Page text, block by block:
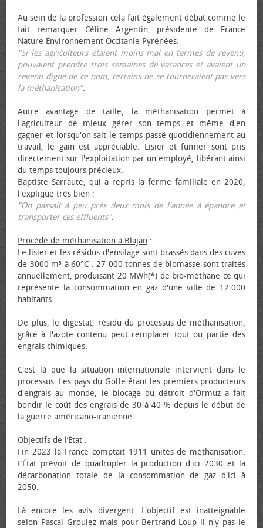
Au sein de la profession cela fait également débat comme le
fait remarquer Céline Argentin, présidente de France
Nature Environnement Occitanie Pyrénées.
"Si les agriculteurs étaient moins mal en termes de revenu,
pouvaient prendre trois semaines de vacances et avaient un
revenu digne de ce nom, certains ne se tourneraient pas vers
la méthanisation".
Autre avantage de taille, la méthanisation permet à
l'agriculteur de mieux gérer son temps et même d'en
gagner et lorsqu'on sait le temps passé quotidiennement au
travail, le gain est appréciable. Lisier et fumier sont pris
directement sur l'exploitation par un employé, libérant ainsi
du temps toujours précieux.
Baptiste Sarraute, qui a repris la ferme familiale en 2020,
l'explique très bien :
"On passait à peu près deux mois de l'année à épandre et
transporter ces effluents".
Procédé de méthanisation à Blajan :
Le lisier et les résidus d'ensilage sont brassés dans des cuves
de 3000 m³ à 60°C . 27 000 tonnes de biomasse sont traités
annuellement, produisant 20 MWh(*) de bio-méthane ce qui
représente la consommation en gaz d'une ville de 12.000
habitants.
De plus, le digestat, résidu du processus de méthanisation,
grâce à l'azote contenu peut remplacer tout ou partie des
engrais chimiques.
C'est là que la situation internationale intervient dans le
processus. Les pays du Golfe étant les premiers producteurs
d'engrais au monde, le blocage du détroit d'Ormuz a fait
bondir le coût des engrais de 30 à 40 % depuis le début de
la guerre américano-iranienne.
Objectifs de l’État :
Fin 2023 la France comptait 1911 unités de méthanisation.
L’État prévoit de quadrupler la production d'ici 2030 et la
décarbonation totale de la consommation de gaz d'ici à
2050.
Là encore les avis divergent. L'objectif est inatteignable
selon Pascal Grouiez mais pour Bertrand Loup il n'y pas le